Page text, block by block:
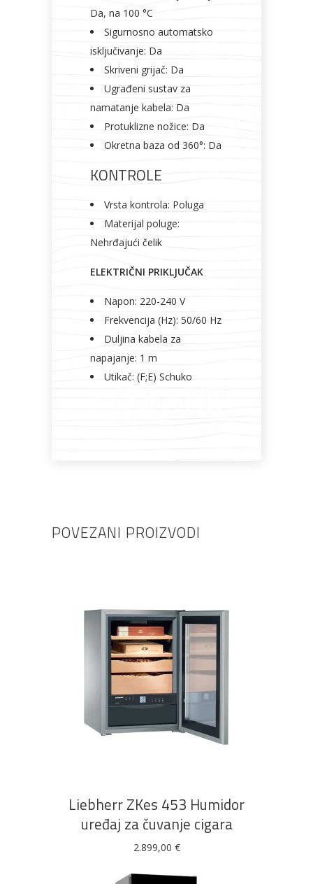
Da, na 100 °C
Sigurnosno automatsko
isključivanje: Da
Skriveni grijač: Da
Ugrađeni sustav za
namatanje kabela: Da
Protuklizne nožice: Da
Okretna baza od 360°: Da
KONTROLE
Vrsta kontrola: Poluga
Materijal poluge:
Nehrđajući čelik
ELEKTRIČNI PRIKLJUČAK
Napon: 220-240 V
Frekvencija (Hz): 50/60 Hz
Duljina kabela za
napajanje: 1 m
Utikač: (F;E) Schuko
POVEZANI PROIZVODI
DODAJ U KOŠARICU
Liebherr ZKes 453 Humidor
uređaj za čuvanje cigara
2.899,00 €